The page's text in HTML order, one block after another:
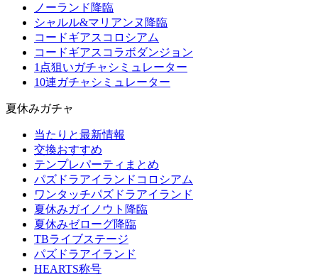
ノーランド降臨
シャルル&マリアンヌ降臨
コードギアスコロシアム
コードギアスコラボダンジョン
1点狙いガチャシミュレーター
10連ガチャシミュレーター
夏休みガチャ
当たりと最新情報
交換おすすめ
テンプレパーティまとめ
パズドラアイランドコロシアム
ワンタッチパズドラアイランド
夏休みガイノウト降臨
夏休みゼローグ降臨
TBライブステージ
パズドラアイランド
HEARTS称号